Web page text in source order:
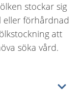
stockar sig
eller förhårdnad
att
söka vård.